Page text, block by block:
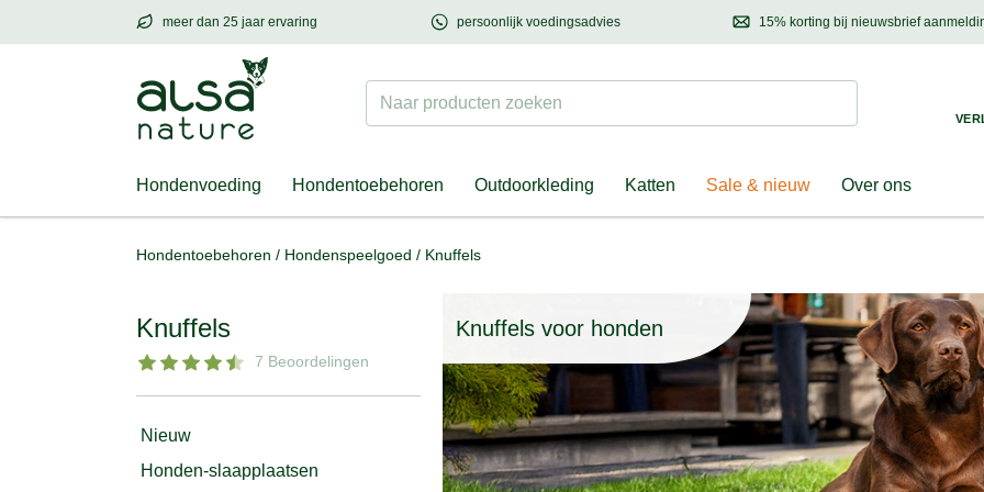
meer dan 25 jaar ervaring
meer dan25 jaar ervaring – met hart voor hond & eigenaar 15% korting bij nieuwsbrief
Ontdek nieuwtjes,
persoonlijk voedingsadvies
Mailons met uw vragen, onze voedingsdeskundige adviseert u graag!
Naar producten zoeken Suchen
Hondenvoeding Hondentoebehoren Outdoorkleding Katten Sale & nieuw Over ons
Hondentoebehoren / Hondenspeelgoed / Knuffels
Knuffels
7 Beoordelingen
Nieuw
Honden-slaapplaatsen
Knuffels voor honden